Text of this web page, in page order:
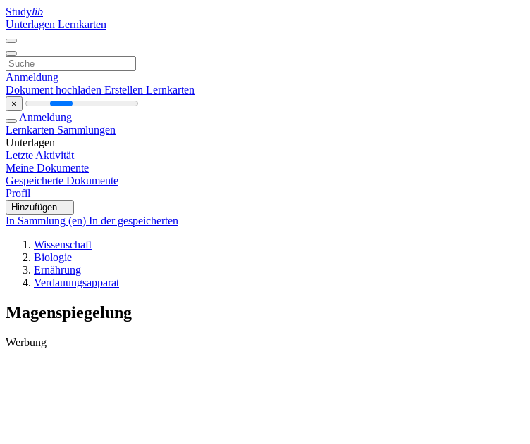
Studylib
Unterlagen Lernkarten
Anmeldung
Dokument hochladen Erstellen Lernkarten
×
Anmeldung
Lernkarten Sammlungen
Unterlagen
Letzte Aktivität
Meine Dokumente
Gespeicherte Dokumente
Profil
Hinzufügen ...
In Sammlung (en) In der gespeicherten
Wissenschaft
Biologie
Ernährung
Verdauungsapparat
Magenspiegelung
Werbung